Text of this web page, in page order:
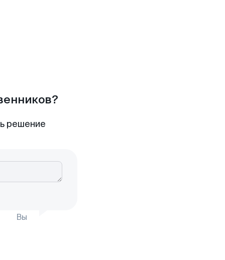
решение
Вы